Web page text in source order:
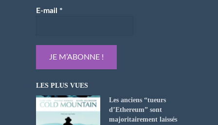
E-mail *
LES PLUS VUES
Les anciens “tueurs
d’Ethereum” sont
majoritairement laissés